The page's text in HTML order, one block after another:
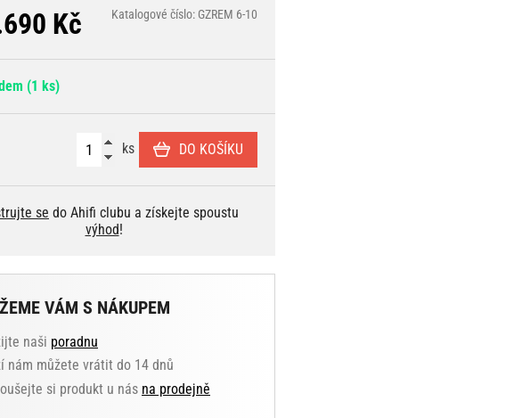
Kč Katalogové číslo: GZREM 6-10
(1 ks)
ks DO KOŠÍKU
se do Ahifi clubu a získejte spoustu
výhod!
VÁM S NÁKUPEM
naši poradnu
nám můžete vrátit do 14 dnů
si produkt u nás na prodejně